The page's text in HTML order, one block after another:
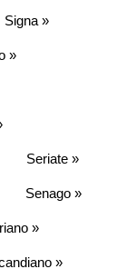
Signa »
»
Seriate »
Senago »
»
»